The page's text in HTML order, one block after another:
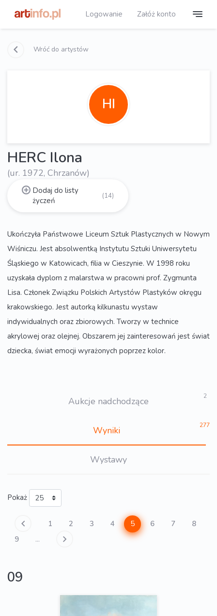
Logowanie Załóż konto
Wróć do artystów
HI
HERC Ilona
(ur. 1972, Chrzanów)
Dodaj do listy
życzeń
(14)
Ukończyła Państwowe Liceum Sztuk Plastycznych w Nowym
Wiśniczu. Jest absolwentką Instytutu Sztuki Uniwersytetu
Śląskiego w Katowicach, filia w Cieszynie. W 1998 roku
uzyskała dyplom z malarstwa w pracowni prof. Zygmunta
Lisa. Członek Związku Polskich Artystów Plastyków okręgu
krakowskiego. Jest autorką kilkunastu wystaw
indywidualnych oraz zbiorowych. Tworzy w technice
akrylowej oraz olejnej. Obszarem jej zainteresowań jest świat
dziecka, świat emocji wyrażonych poprzez kolor.
Aukcje nadchodzące 2
Wyniki 277
Wystawy
Pokaż
1 2 3 4 5 6 7
8
9
...
09